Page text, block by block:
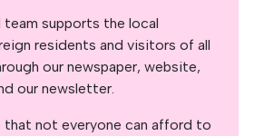
supports the local
residents and visitors of all
our newspaper, website,
our newsletter.
that not everyone can afford to